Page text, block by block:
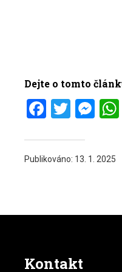
Dejte o tomto
Publikováno: 13. 1. 2025
Kontakt